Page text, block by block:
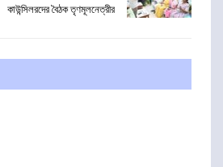
কাউন্সিলরদের বৈঠক তৃণমূলনেত্রীর